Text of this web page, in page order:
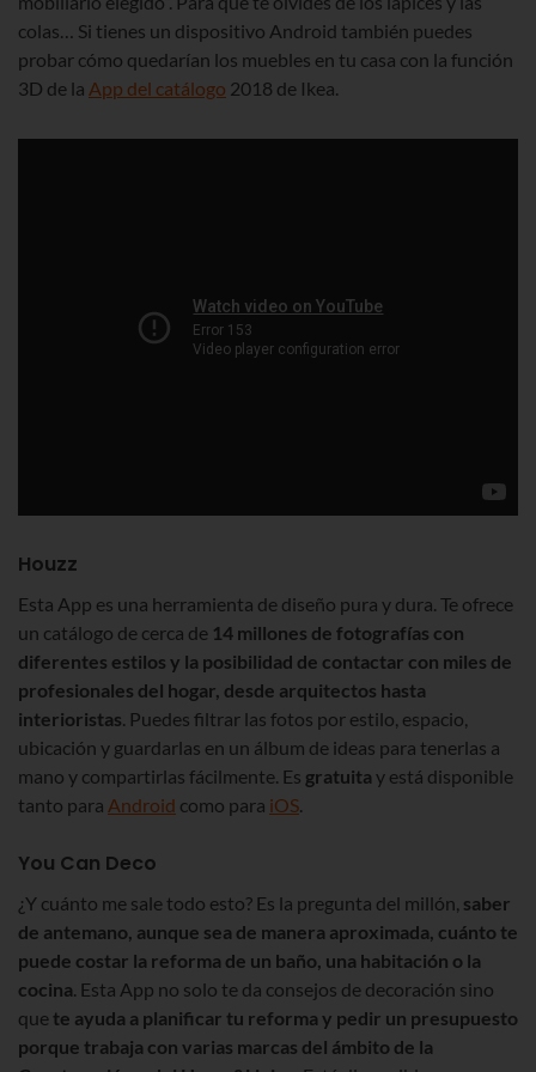
colas… Si tienes un dispositivo Android también puedes
probar cómo quedarían los muebles en tu casa con la función
3D de la App del catálogo 2018 de Ikea.
Houzz
Esta App es una herramienta de diseño pura y dura. Te ofrece
un catálogo de cerca de 14 millones de fotografías con
diferentes estilos y la posibilidad de contactar con miles de
profesionales del hogar, desde arquitectos hasta
interioristas. Puedes filtrar las fotos por estilo, espacio,
ubicación y guardarlas en un álbum de ideas para tenerlas a
mano y compartirlas fácilmente. Es gratuita y está disponible
tanto para Android como para iOS.
You Can Deco
¿Y cuánto me sale todo esto? Es la pregunta del millón, saber
de antemano, aunque sea de manera aproximada, cuánto te
puede costar la reforma de un baño, una habitación o la
cocina. Esta App no solo te da consejos de decoración sino
que te ayuda a planificar tu reforma y pedir un presupuesto
porque trabaja con varias marcas del ámbito de la